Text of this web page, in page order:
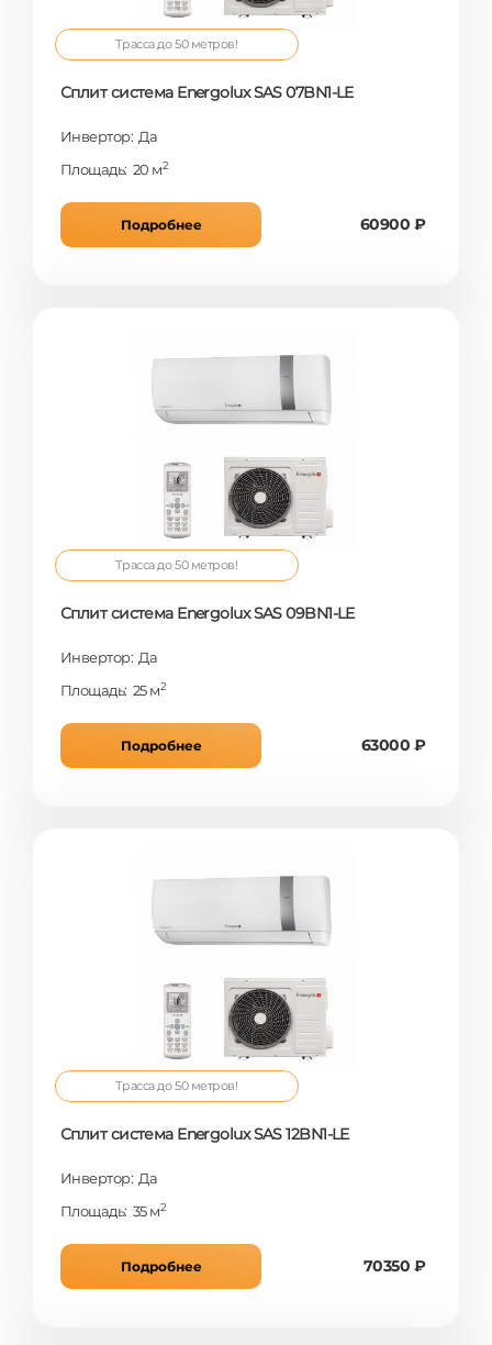
Трасса до 50 метров!
Сплит система Energolux SAS 07BN1-LE
Инвертор: Да
Площадь: 20 м2
Подробнее 60900 ₽
Трасса до 50 метров!
Сплит система Energolux SAS 09BN1-LE
Инвертор: Да
Площадь: 25 м2
Подробнее 63000 ₽
Трасса до 50 метров!
Сплит система Energolux SAS 12BN1-LE
Инвертор: Да
Площадь: 35 м2
Подробнее 70350 ₽